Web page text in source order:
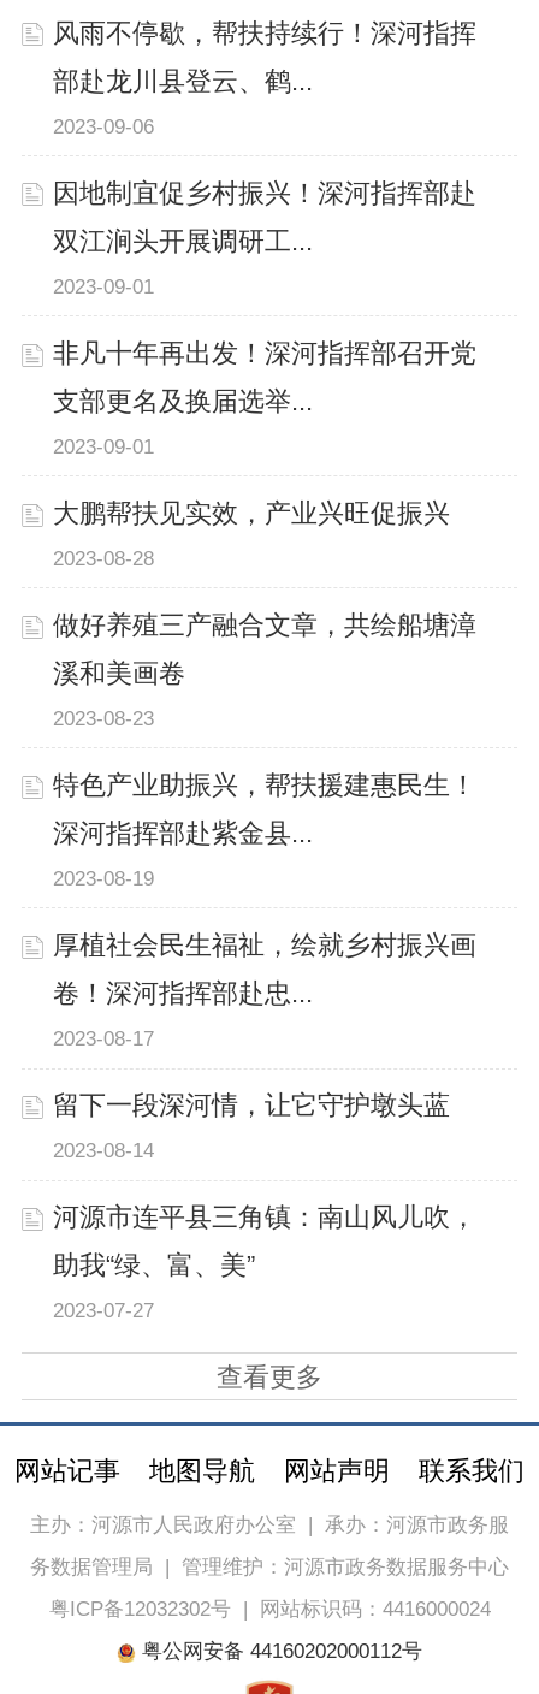
风雨不停歇，帮扶持续行！深河指挥
部赴龙川县登云、鹤...
2023-09-06
因地制宜促乡村振兴！深河指挥部赴
双江涧头开展调研工...
2023-09-01
非凡十年再出发！深河指挥部召开党
支部更名及换届选举...
2023-09-01
大鹏帮扶见实效，产业兴旺促振兴
2023-08-28
做好养殖三产融合文章，共绘船塘漳
溪和美画卷
2023-08-23
特色产业助振兴，帮扶援建惠民生！
深河指挥部赴紫金县...
2023-08-19
厚植社会民生福祉，绘就乡村振兴画
卷！深河指挥部赴忠...
2023-08-17
留下一段深河情，让它守护墩头蓝
2023-08-14
河源市连平县三角镇：南山风儿吹，
助我“绿、富、美”
2023-07-27
查看更多
网站记事 地图导航 网站声明 联系我们
主办：河源市人民政府办公室
承办：河源市政务服
务数据管理局
管理维护：河源市政务数据服务中心
粤ICP备12032302号|
网站标识码：4416000024
粤公网安备 44160202000112号